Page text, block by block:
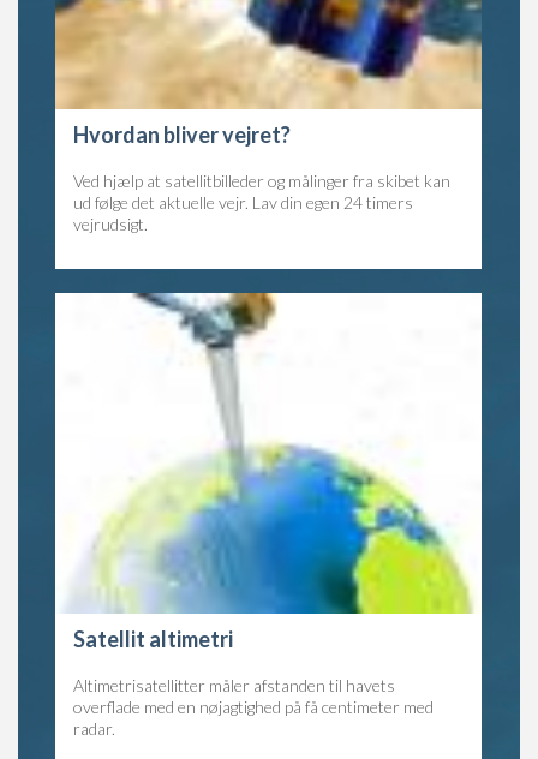
Hvordan bliver vejret?
Ved hjælp at satellitbilleder og målinger fra skibet kan
ud følge det aktuelle vejr. Lav din egen 24 timers
vejrudsigt.
Satellit altimetri
Altimetrisatellitter måler afstanden til havets
overflade med en nøjagtighed på få centimeter med
radar.